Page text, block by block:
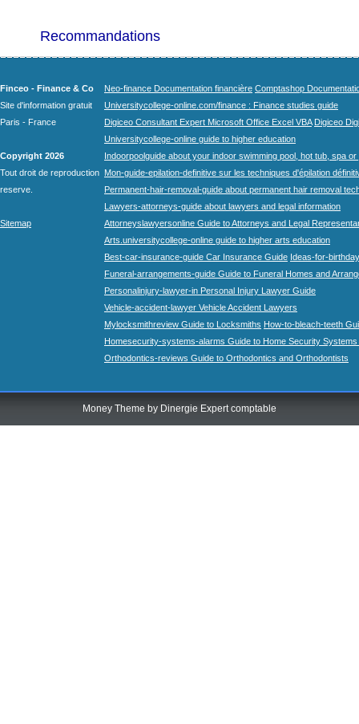
Recommandations
Finceo - Finance & Co
Site d'information gratuit
Paris - France
Copyright 2026
Tout droit de reproduction
reserve.
Sitemap
Neo-finance Documentation financière Comptashop
Universitycollege-online.com/finance : Finance studies guide
Digiceo Consultant Expert Microsoft Office Excel VBA Digiceo
Universitycollege-online guide to higher education
Indoorpoolguide about your indoor swimming pool, hot tub, spa
Mon-guide-epilation-definitive sur les techniques d'épilation
Permanent-hair-removal-guide about permanent hair removal
Lawyers-attorneys-guide about lawyers and legal information
Attorneyslawyersonline Guide to Attorneys and Legal
Arts.universitycollege-online guide to higher arts education
Best-car-insurance-guide Car Insurance Guide Ideas-for-
Funeral-arrangements-guide Guide to Funeral Homes and
Personalinjury-lawyer-in Personal Injury Lawyer Guide
Vehicle-accident-lawyer Vehicle Accident Lawyers
Mylocksmithreview Guide to Locksmiths How-to-bleach-teeth
Homesecurity-systems-alarms Guide to Home Security Systems
Orthodontics-reviews Guide to Orthodontics and Orthodontists
Money Theme by Dinergie Expert comptable